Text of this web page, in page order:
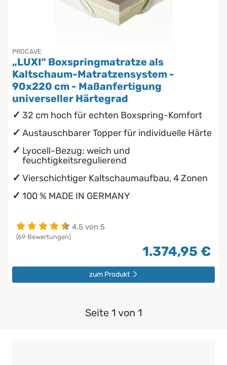
PROCAVE
„LUXI“ Boxspringmatratze als
Kaltschaum-Matratzensystem -
90x220 cm - Maßanfertigung
universeller Härtegrad
32 cm hoch für echten Boxspring-Komfort
Austauschbarer Topper für individuelle Härte
Lyocell-Bezug: weich und
feuchtigkeitsregulierend
Vierschichtiger Kaltschaumaufbau, 4 Zonen
100 % MADE IN GERMANY
4.5 von 5
(69 Bewertungen)
1.374,95 €
zum Produkt
Seite 1 von 1
wasserdichte Matratzenschoner
Die besten Sommerbettdecken
Die richtige Matratze kaufen